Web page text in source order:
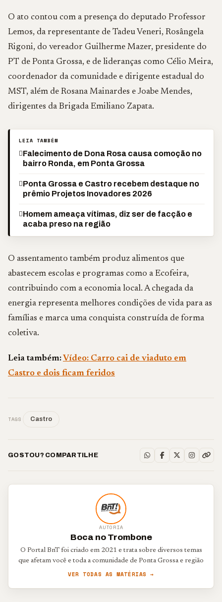
O ato contou com a presença do deputado Professor
Lemos, da representante de Tadeu Veneri, Rosângela
Rigoni, do vereador Guilherme Mazer, presidente do
PT de Ponta Grossa, e de lideranças como Célio Meira,
coordenador da comunidade e dirigente estadual do
MST, além de Rosana Mainardes e Joabe Mendes,
dirigentes da Brigada Emiliano Zapata.
LEIA TAMBÉM
Falecimento de Dona Rosa causa comoção no
bairro Ronda, em Ponta Grossa
Ponta Grossa e Castro recebem destaque no
prêmio Projetos Inovadores 2026
Homem ameaça vítimas, diz ser de facção e
acaba preso na região
O assentamento também produz alimentos que
abastecem escolas e programas como a Ecofeira,
contribuindo com a economia local. A chegada da
energia representa melhores condições de vida para as
famílias e marca uma conquista construída de forma
coletiva.
Leia também: Vídeo: Carro cai de viaduto em
Castro e dois ficam feridos
TAGS Castro
GOSTOU? COMPARTILHE
AUTORIA
Boca no Trombone
O Portal BnT foi criado em 2021 e trata sobre diversos temas
que afetam você e toda a comunidade de Ponta Grossa e região
VER TODAS AS MATÉRIAS →